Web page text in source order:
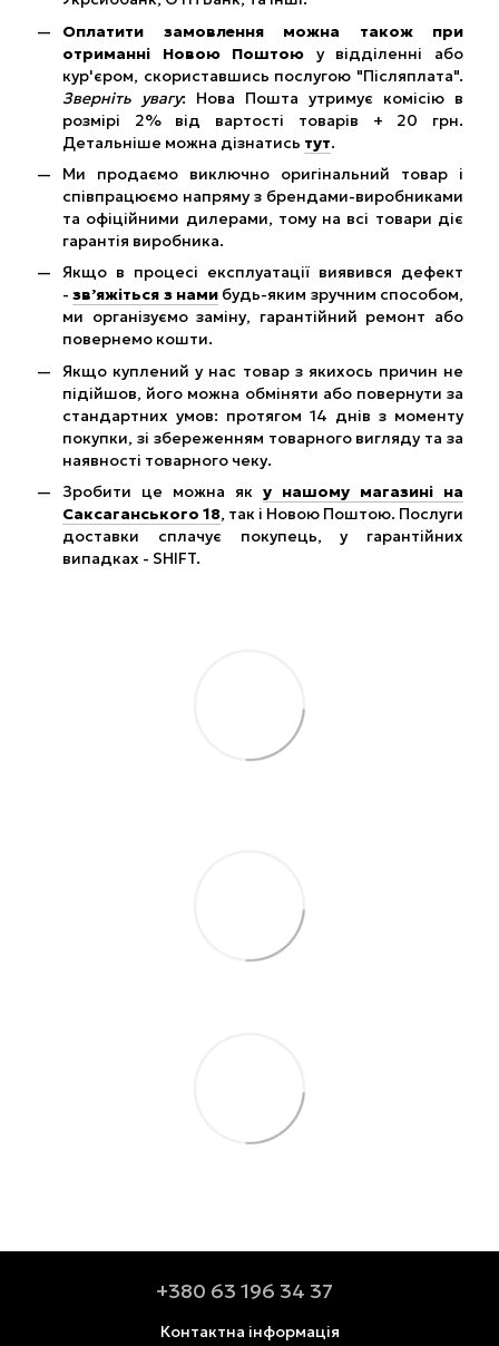
Оплатити замовлення можна також при
отриманні Новою Поштою у відділенні або
кур'єром, скориставшись послугою "Післяплата".
Зверніть увагу: Нова Пошта утримує комісію в
розмірі 2% від вартості товарів + 20 грн.
Детальніше можна дізнатись тут.
Ми продаємо виключно оригінальний товар і
співпрацюємо напряму з брендами-виробниками
та офіційними дилерами, тому на всі товари діє
гарантія виробника.
Якщо в процесі експлуатації виявився дефект
-зв’яжіться з нами будь-яким зручним способом,
ми організуємо заміну, гарантійний ремонт або
повернемо кошти.
Якщо куплений у нас товар з якихось причин не
підійшов, його можна обміняти або повернути за
стандартних умов: протягом 14 днів з моменту
покупки, зі збереженням товарного вигляду та за
наявності товарного чеку.
Зробити це можна як у нашому магазині на
Саксаганського 18, так і Новою Поштою. Послуги
доставки сплачує покупець, у гарантійних
випадках - SHIFT.
+380 63 196 34 37
Контактна інформація